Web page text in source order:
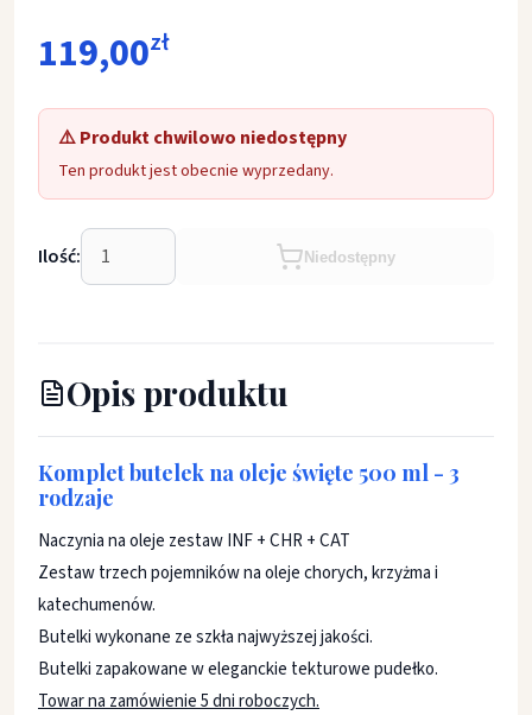
119,00zł
⚠️ Produkt chwilowo niedostępny
Ten produkt jest obecnie wyprzedany.
Ilość: Niedostępny
Opis produktu
Komplet butelek na oleje święte 500 ml - 3
rodzaje
Naczynia na oleje zestaw INF + CHR + CAT
Zestaw trzech pojemników na oleje chorych, krzyżma i
katechumenów.
Butelki wykonane ze szkła najwyższej jakości.
Butelki zapakowane w eleganckie tekturowe pudełko.
Towar na zamówienie 5 dni roboczych.